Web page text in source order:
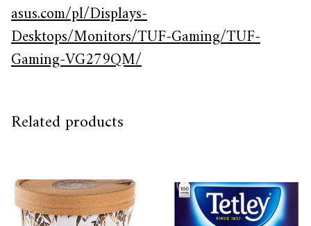
asus.com/pl/Displays-
Desktops/Monitors/TUF-Gaming/TUF-
Gaming-VG279QM/
Related products